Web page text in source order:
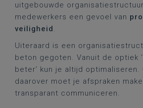
uitgebouwde
medewerkers een gevoel van
veiligheid.
Uiteraard is een
beton gegoten. Vanuit de optiek
beter’ kun je altijd optimaliseren.
daarover moet je afspraken
transparant communiceren.